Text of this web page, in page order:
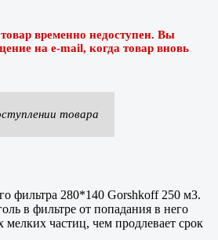
временно недоступен. Вы
на e-mail, когда товар вновь
товара
фильтра 280*140 Gorshkoff 250 м3.
в фильтре от попадания в него
частиц, чем продлевает срок